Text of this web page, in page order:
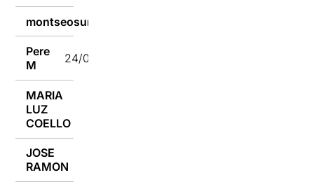
montseosuna
Pere
M
24/02/2023
MARIA
LUZ
COELLO
JOSE
RAMON